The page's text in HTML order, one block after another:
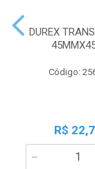
DUREX
Código:
R$